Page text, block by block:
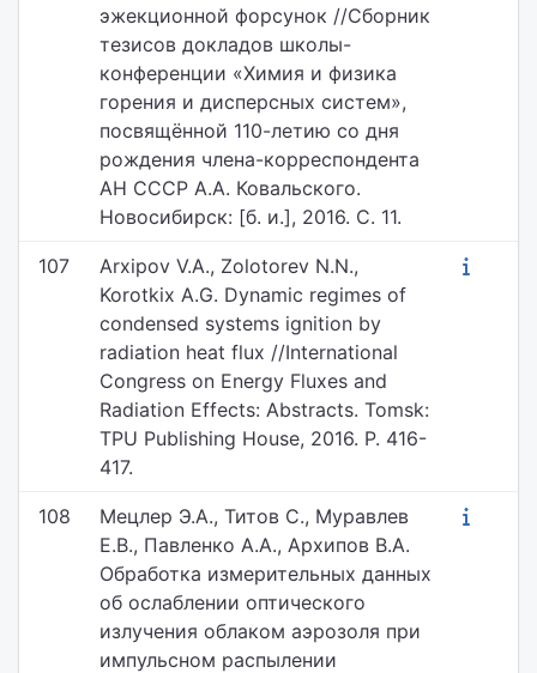
эжекционной форсунок //Сборник
тезисов докладов школы-
конференции «Химия и физика
горения и дисперсных систем»,
посвящённой 110-летию со дня
рождения члена-корреспондента
АН СССР А.А. Ковальского.
Новосибирск: [б. и.], 2016. С. 11.
107
Arxipov V.A., Zolotorev N.N.,
Korotkix A.G. Dynamic regimes of
condensed systems ignition by
radiation heat flux //International
Congress on Energy Fluxes and
Radiation Effects: Abstracts. Tomsk:
TPU Publishing House, 2016. P. 416-
417.
108
Мецлер Э.А., Титов С., Муравлев
Е.В., Павленко А.А., Архипов В.А.
Обработка измерительных данных
об ослаблении оптического
излучения облаком аэрозоля при
импульсном распылении